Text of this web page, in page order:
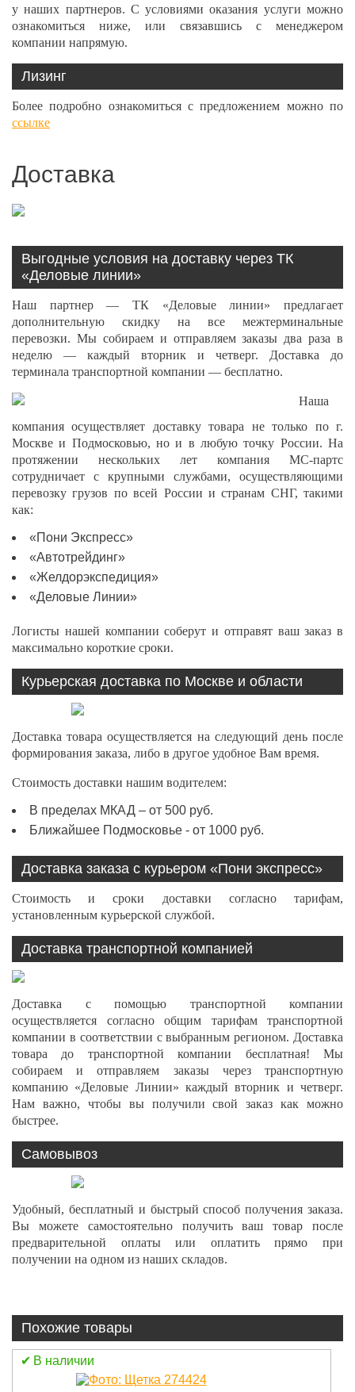
у наших партнеров. С условиями оказания услуги можно
ознакомиться ниже, или связавшись с менеджером
компании напрямую.
Лизинг
Более подробно ознакомиться с предложением можно по
ссылке
Доставка
Выгодные условия на доставку через ТК
«Деловые линии»
Наш партнер — ТК «Деловые линии» предлагает
дополнительную скидку на все межтерминальные
перевозки. Мы собираем и отправляем заказы два раза в
неделю — каждый вторник и четверг. Доставка до
терминала транспортной компании — бесплатно.
Наша
компания осуществляет доставку товара не только по г.
Москве и Подмосковью, но и в любую точку России. На
протяжении нескольких лет компания МС-партс
сотрудничает с крупными службами, осуществляющими
перевозку грузов по всей России и странам СНГ, такими
как:
«Пони Экспресс»
«Автотрейдинг»
«Желдорэкспедиция»
«Деловые Линии»
Логисты нашей компании соберут и отправят ваш заказ в
максимально короткие сроки.
Курьерская доставка по Москве и области
Доставка товара осуществляется на следующий день после
формирования заказа, либо в другое удобное Вам время.
Стоимость доставки нашим водителем:
В пределах МКАД – от 500 руб.
Ближайшее Подмосковье - от 1000 руб.
Доставка заказа с курьером «Пони экспресс»
Стоимость и сроки доставки согласно тарифам,
установленным курьерской службой.
Доставка транспортной компанией
Доставка с помощью транспортной компании
осуществляется согласно общим тарифам транспортной
компании в соответствии с выбранным регионом. Доставка
товара до транспортной компании бесплатная! Мы
собираем и отправляем заказы через транспортную
компанию «Деловые Линии» каждый вторник и четверг.
Нам важно, чтобы вы получили свой заказ как можно
быстрее.
Самовывоз
Удобный, бесплатный и быстрый способ получения заказа.
Вы можете самостоятельно получить ваш товар после
предварительной оплаты или оплатить прямо при
получении на одном из наших складов.
Похожие товары
В наличии